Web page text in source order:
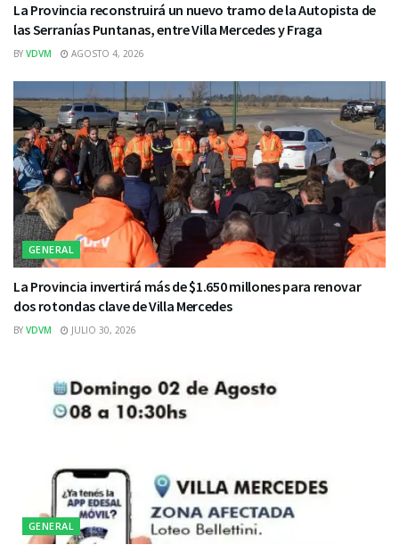
La Provincia reconstruirá un nuevo tramo de la Autopista de
las Serranías Puntanas, entre Villa Mercedes y Fraga
BY VDVM AGOSTO 4, 2026
GENERAL
La Provincia invertirá más de $1.650 millones para renovar
dos rotondas clave de Villa Mercedes
BY VDVM JULIO 30, 2026
GENERAL